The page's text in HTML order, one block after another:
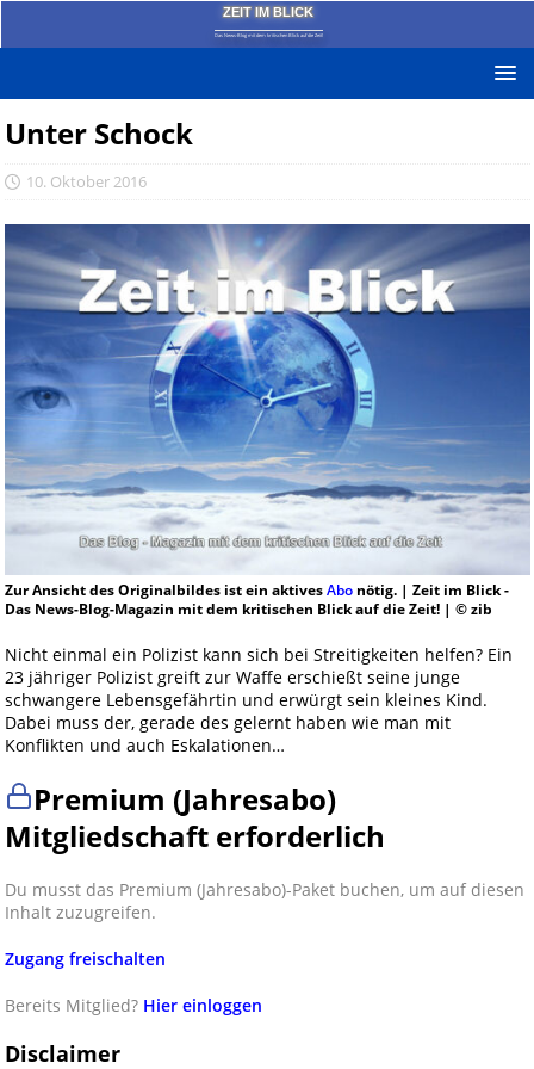
ZEIT IM BLICK
Das News-Blog mit dem kritischen Blick auf die Zeit!
Unter Schock
10. Oktober 2016
Zur Ansicht des Originalbildes ist ein aktivesAbonötig. | Zeit im Blick -
Das News-Blog-Magazin mit dem kritischen Blick auf die Zeit! | © zib
Nicht einmal ein Polizist kann sich bei Streitigkeiten helfen? Ein
23 jähriger Polizist greift zur Waffe erschießt seine junge
schwangere Lebensgefährtin und erwürgt sein kleines Kind.
Dabei muss der, gerade des gelernt haben wie man mit
Konflikten und auch Eskalationen…
Premium (Jahresabo)
Mitgliedschaft erforderlich
Du musst das Premium (Jahresabo)-Paket buchen, um auf diesen
Inhalt zuzugreifen.
Zugang freischalten
Bereits Mitglied? Hier einloggen
Disclaimer